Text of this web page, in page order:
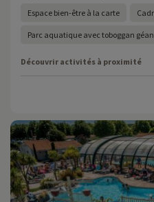
Espace bien-être à la carte
Parc aquatique avec toboggan
Découvrir activités à proximité